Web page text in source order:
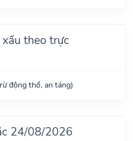
theo trực
động thổ, an táng)
24/08/2026